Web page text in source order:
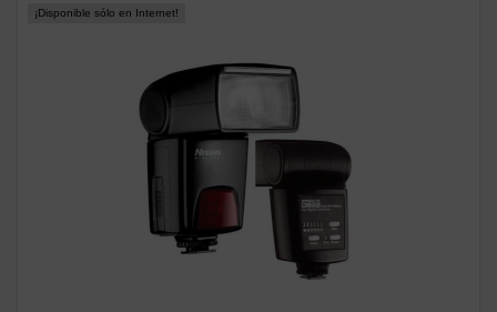
¡Disponible sólo en Internet!